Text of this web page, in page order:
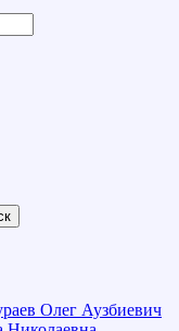
Олег Аузбиевич